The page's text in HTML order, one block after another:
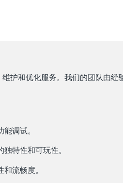
护和优化服务。我们的团队由经
调试。
特性和可玩性。
流畅度。